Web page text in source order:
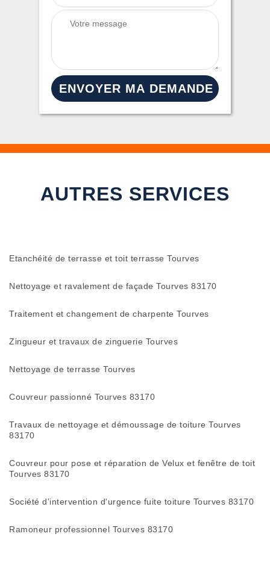
AUTRES SERVICES
Etanchéité de terrasse et toit terrasse Tourves
Nettoyage et ravalement de façade Tourves 83170
Traitement et changement de charpente Tourves
Zingueur et travaux de zinguerie Tourves
Nettoyage de terrasse Tourves
Couvreur passionné Tourves 83170
Travaux de nettoyage et démoussage de toiture Tourves
83170
Couvreur pour pose et réparation de Velux et fenêtre de toit
Tourves 83170
Société d'intervention d'urgence fuite toiture Tourves 83170
Ramoneur professionnel Tourves 83170